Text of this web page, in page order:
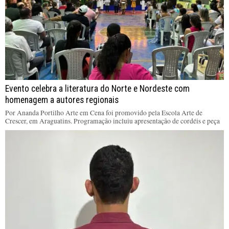
Evento celebra a literatura do Norte e Nordeste com
homenagem a autores regionais
Por Ananda Portilho Arte em Cena foi promovido pela Escola Arte de
Crescer, em Araguatins. Programação incluiu apresentação de cordéis e peça